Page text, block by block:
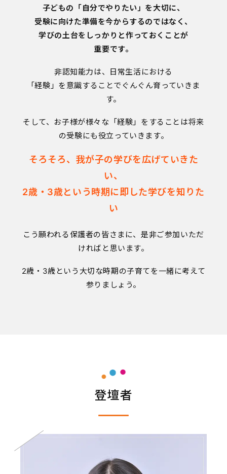
子どもの「自分でやりたい」を大切に、
受験に向けた準備を今からするのではなく、
学びの土台をしっかりと作っておくことが
重要です。
非認知能力は、日常生活における
「経験」を意識することでぐんぐん育っていきま
す。
そして、お子様が様々な「経験」をすることは将来
の受験にも役立っていきます。
そろそろ、我が子の学びを広げていきた
い、
2歳・3歳という時期に即した学びを知りた
い
こう願われる保護者の皆さまに、是非ご参加いただ
ければと思います。
2歳・3歳という大切な時期の子育てを一緒に考えて
参りましょう。
登壇者